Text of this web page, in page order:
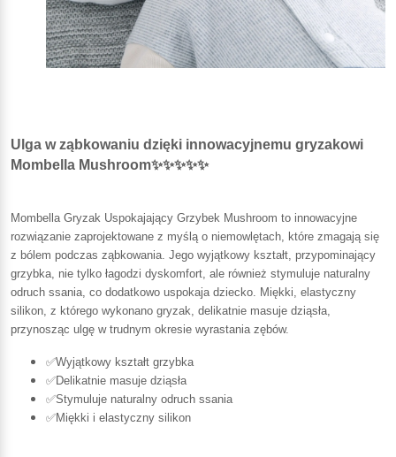
Ulga w ząbkowaniu dzięki innowacyjnemu gryzakowi
Mombella Mushroom✨✨✨✨✨
Mombella Gryzak Uspokajający Grzybek Mushroom to innowacyjne
rozwiązanie zaprojektowane z myślą o niemowlętach, które zmagają się
z bólem podczas ząbkowania. Jego wyjątkowy kształt, przypominający
grzybka, nie tylko łagodzi dyskomfort, ale również stymuluje naturalny
odruch ssania, co dodatkowo uspokaja dziecko. Miękki, elastyczny
silikon, z którego wykonano gryzak, delikatnie masuje dziąsła,
przynosząc ulgę w trudnym okresie wyrastania zębów.
✅Wyjątkowy kształt grzybka
✅Delikatnie masuje dziąsła
✅Stymuluje naturalny odruch ssania
✅Miękki i elastyczny silikon